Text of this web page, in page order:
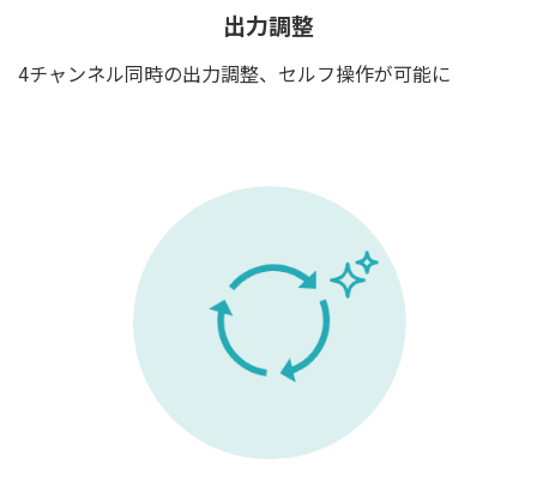
出力調整
4チャンネル同時の出力調整、セルフ操作が可能に